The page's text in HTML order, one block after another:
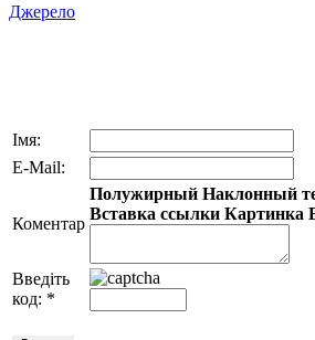
Джерело
Імя:
E-Mail:
Коментар
Полужирный Наклонный
Вставка ссылки Картинка
Введіть
код: *